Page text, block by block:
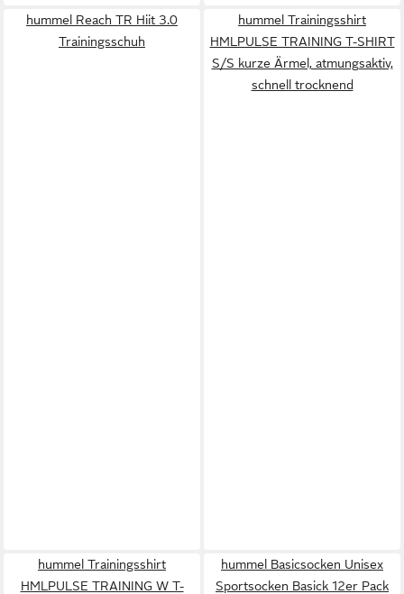
hummel Reach TR Hiit 3.0
Trainingsschuh
hummel Trainingsshirt
HMLPULSE TRAINING T-SHIRT
S/S kurze Ärmel, atmungsaktiv,
schnell trocknend
hummel Trainingsshirt
HMLPULSE TRAINING W T-
hummel Basicsocken Unisex
Sportsocken Basick 12er Pack